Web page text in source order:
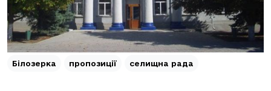
Білозерка пропозиції селищна рада